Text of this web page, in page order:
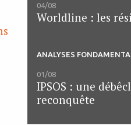
04/08
Worldline : les
ANALYSES
01/08
IPSOS : une
reconquête